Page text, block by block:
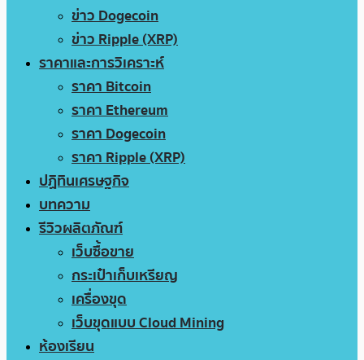
ข่าว Dogecoin
ข่าว Ripple (XRP)
ราคาและการวิเคราะห์
ราคา Bitcoin
ราคา Ethereum
ราคา Dogecoin
ราคา Ripple (XRP)
ปฏิทินเศรษฐกิจ
บทความ
รีวิวผลิตภัณฑ์
เว็บซื้อขาย
กระเป๋าเก็บเหรียญ
เครื่องขุด
เว็บขุดแบบ Cloud Mining
ห้องเรียน